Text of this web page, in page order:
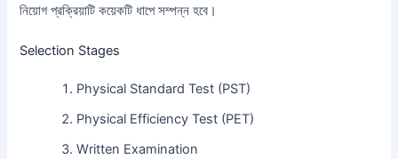
নিয়োগ প্রক্রিয়াটি কয়েকটি ধাপে সম্পন্ন হবে।
Selection Stages
Physical Standard Test (PST)
Physical Efficiency Test (PET)
Written Examination